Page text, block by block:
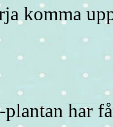
komma
har